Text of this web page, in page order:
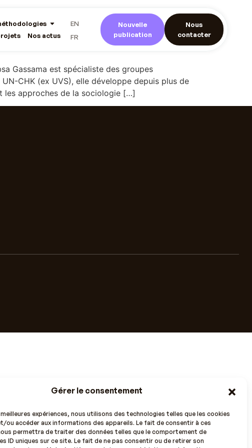
Gérer le consentement
expériences, nous utilisons des technologies telles que les cookies
ou accéder aux informations des appareils. Le fait de consentir à ces
permettra de traiter des données telles que le comportement de
ID uniques sur ce site. Le fait de ne pas consentir ou de retirer son
Nos actus
EN
FR
Nouvelle
publication
Nous
contacter
Gassama est spécialiste des groupes
CHK (ex UVS), elle développe depuis plus de
les approches de la sociologie […]